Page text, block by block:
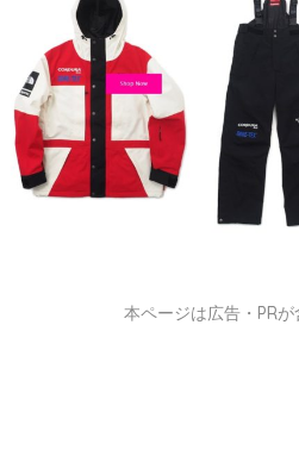
本ページは広告・PR